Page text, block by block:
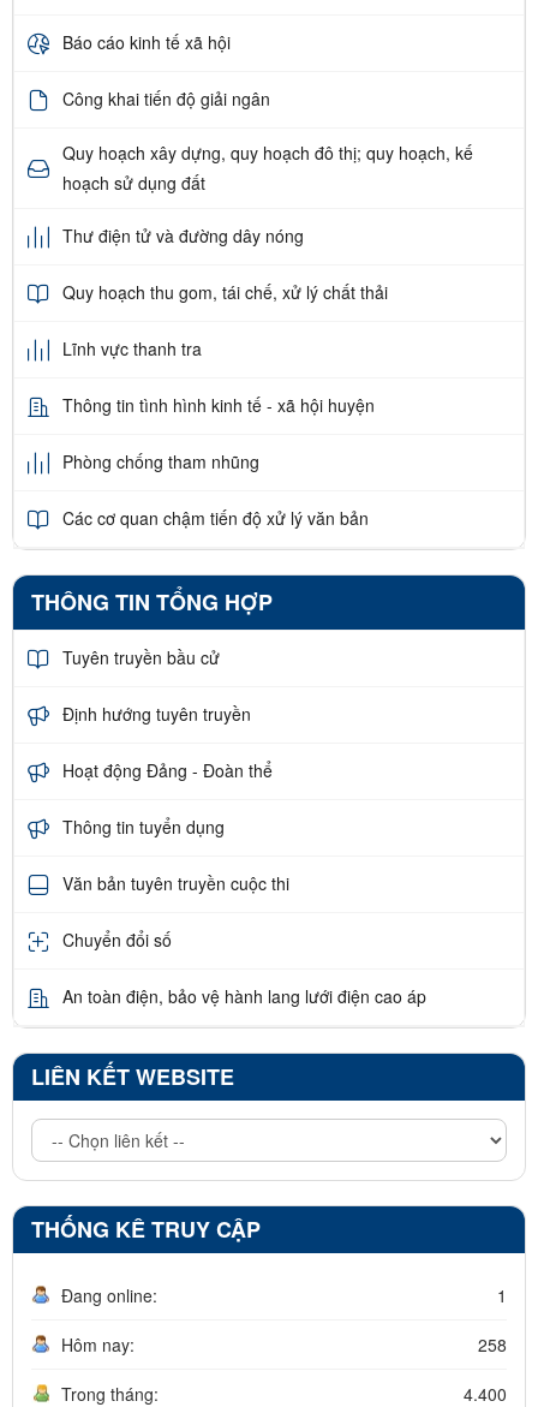
Báo cáo kinh tế xã hội
Công khai tiến độ giải ngân
Quy hoạch xây dựng, quy hoạch đô thị; quy hoạch, kế
hoạch sử dụng đất
Thư điện tử và đường dây nóng
Quy hoạch thu gom, tái chế, xử lý chất thải
Lĩnh vực thanh tra
Thông tin tình hình kinh tế - xã hội huyện
Phòng chống tham nhũng
Các cơ quan chậm tiến độ xử lý văn bản
THÔNG TIN TỔNG HỢP
Tuyên truyền bầu cử
Định hướng tuyên truyền
Hoạt động Đảng - Đoàn thể
Thông tin tuyển dụng
Văn bản tuyên truyền cuộc thi
Chuyển đổi số
An toàn điện, bảo vệ hành lang lưới điện cao áp
LIÊN KẾT WEBSITE
THỐNG KÊ TRUY CẬP
Đang online: 1
Hôm nay: 258
Trong tháng: 4.400